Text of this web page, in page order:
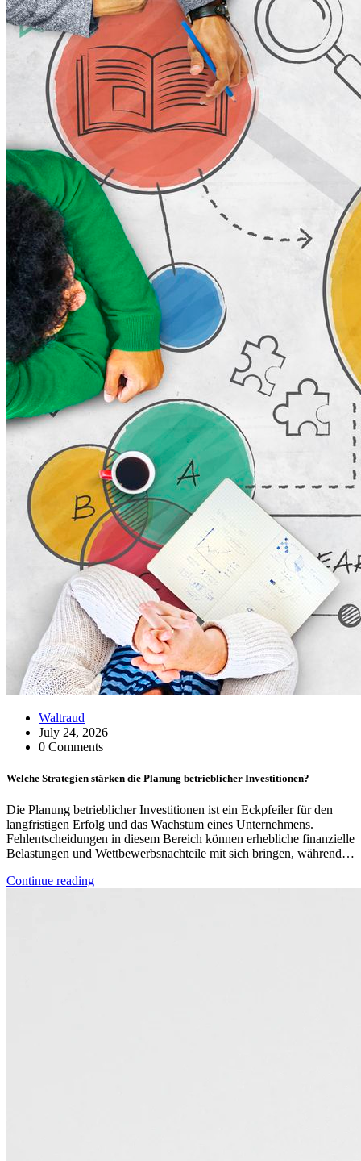
Waltraud
July 24, 2026
0 Comments
Welche Strategien stärken die Planung betrieblicher Investitionen?
Die Planung betrieblicher Investitionen ist ein Eckpfeiler für den
langfristigen Erfolg und das Wachstum eines Unternehmens.
Fehlentscheidungen in diesem Bereich können erhebliche finanzielle
Belastungen und Wettbewerbsnachteile mit sich bringen, während…
Continue reading